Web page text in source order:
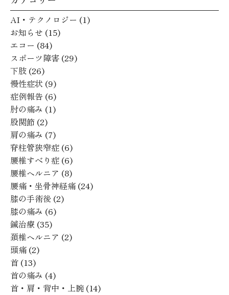
AI・テクノロジー (1)
お知らせ (15)
エコー (84)
スポーツ障害 (29)
下肢 (26)
慢性症状 (9)
症例報告 (6)
肘の痛み (1)
股関節 (2)
肩の痛み (7)
脊柱管狭窄症 (6)
腰椎すべり症 (6)
腰椎ヘルニア (8)
腰痛・坐骨神経痛 (24)
膝の手術後 (2)
膝の痛み (6)
鍼治療 (35)
頚椎ヘルニア (2)
頭痛 (2)
首 (13)
首の痛み (4)
首・肩・背中・上腕 (14)